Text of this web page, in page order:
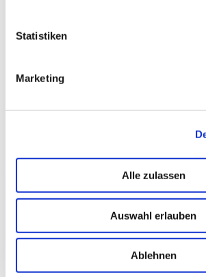
Statistiken
Marketing
Alle zulassen
Auswahl erlauben
Ablehnen
Demo buchen →
→ FOUNDATION
Einsatzbereit in Wochen, nicht Quartalen